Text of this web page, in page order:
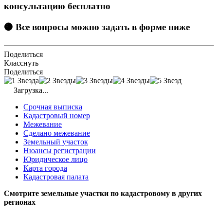
консультацию бесплатно
🟠 Все вопросы можно задать в форме ниже
Поделиться
Класснуть
Поделиться
Загрузка...
Срочная выписка
Кадастровый номер
Межевание
Сделано межевание
Земельный участок
Нюансы регистрации
Юридическое лицо
Карта города
Кадастровая палата
Смотрите земельные участки по кадастровому в других
регионах